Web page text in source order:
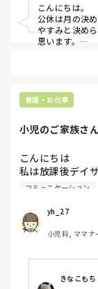
こんにちは。
公休は月の決
やすみと決め
思います。
思いますが、
だから、公休
減らされてい
あとは、お休
もし、細かな
さんがいたら
の規約みたい
看護・お仕事
小児のご家族さ
こんにちは
私は放課後デイ
慢性期病棟から
なかったのです
伝えられない子
も緊張して言葉
コツや気をつ
コミュニケーション
yh_27
小児科, ママナ
きなこもち